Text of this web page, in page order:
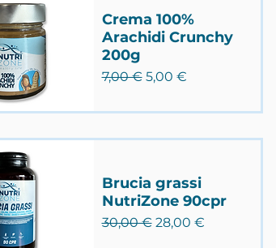
Crema 100%
Arachidi Crunchy
200g
Prezzo regolare
7,00 € Prezzo scontato
5,00 €
Brucia grassi
NutriZone 90cpr
Prezzo regolare
30,00 € Prezzo scontato
28,00 €